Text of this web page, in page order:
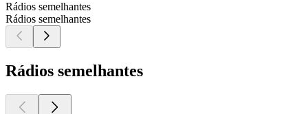
Rádios semelhantes
Rádios semelhantes
Rádios semelhantes